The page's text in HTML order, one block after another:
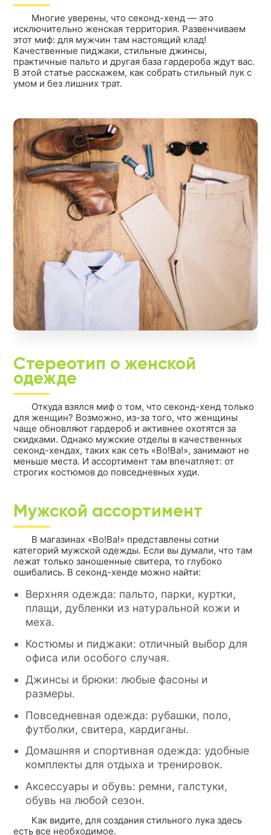
Многие уверены, что секонд-хенд — это
исключительно женская территория. Развенчиваем
этот миф: для мужчин там настоящий клад!
Качественные пиджаки, стильные джинсы,
практичные пальто и другая база гардероба ждут вас.
В этой статье расскажем, как собрать стильный лук с
умом и без лишних трат.
Стереотип о женской
одежде
Откуда взялся миф о том, что секонд-хенд только
для женщин? Возможно, из-за того, что женщины
чаще обновляют гардероб и активнее охотятся за
скидками. Однако мужские отделы в качественных
секонд-хендах, таких как сеть «Во!Ва!», занимают не
меньше места. И ассортимент там впечатляет: от
строгих костюмов до повседневных худи.
Мужской ассортимент
В магазинах «Во!Ва!» представлены сотни
категорий мужской одежды. Если вы думали, что там
лежат только заношенные свитера, то глубоко
ошибались. В секонд-хенде можно найти:
Верхняя одежда: пальто, парки, куртки,
плащи, дубленки из натуральной кожи и
меха.
Костюмы и пиджаки: отличный выбор для
офиса или особого случая.
Джинсы и брюки: любые фасоны и
размеры.
Повседневная одежда: рубашки, поло,
футболки, свитера, кардиганы.
Домашняя и спортивная одежда: удобные
комплекты для отдыха и тренировок.
Аксессуары и обувь: ремни, галстуки,
обувь на любой сезон.
Как видите, для создания стильного лука здесь
есть все необходимое.